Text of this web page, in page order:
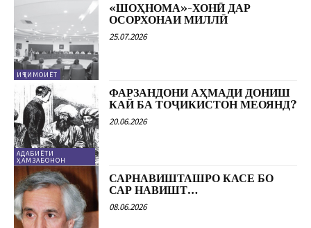
ИҶТИМОИЁТ
«ШОҲНОМА»-ХОНӢ ДАР
ОСОРХОНАИ МИЛЛӢ
25.07.2026
АДАБИЁТИ
ҲАМЗАБОНОН
ФАРЗАНДОНИ АҲМАДИ ДОНИШ
КАЙ БА ТОҶИКИСТОН МЕОЯНД?
20.06.2026
САРНАВИШТАШРО КАСЕ БО
САР НАВИШТ…
08.06.2026